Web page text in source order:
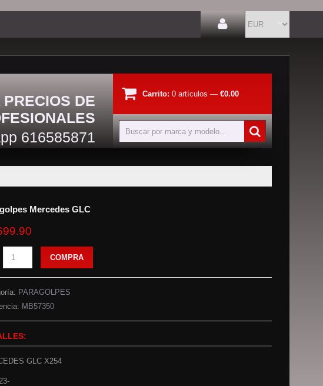
DE
616585871
Carrito: 0 artículos — €0.00
Mercedes GLC
COMPRA
PARAGOLPES
MB57350
GLC X254